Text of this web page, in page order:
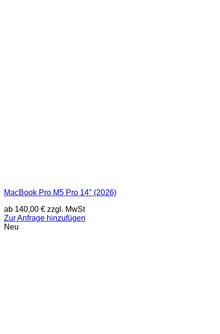
MacBook Pro M5 Pro 14″ (2026)
ab 140,00 € zzgl. MwSt
Zur Anfrage hinzufügen
Neu